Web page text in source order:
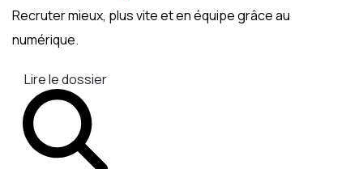
Recruter mieux, plus vite et en équipe grâce au
numérique.
Lire le dossier